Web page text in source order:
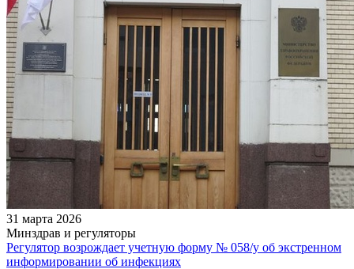
31 марта 2026
Минздрав и регуляторы
Регулятор возрождает учетную форму № 058/у об экстренном
информировании об инфекциях